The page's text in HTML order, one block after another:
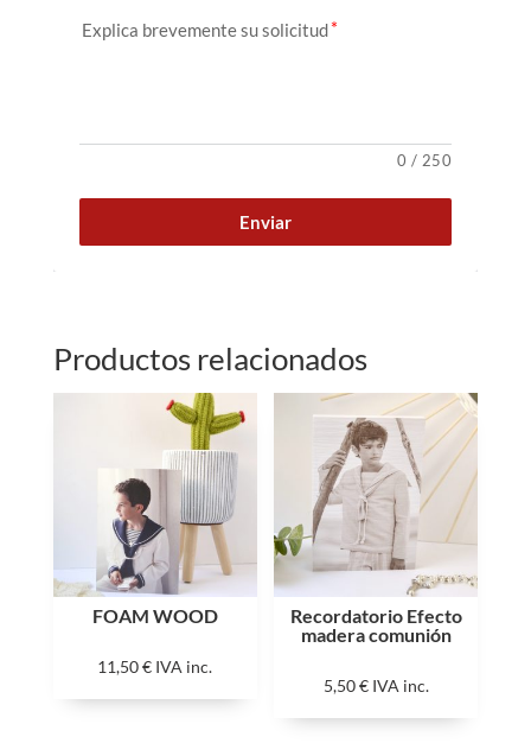
Explica brevemente su solicitud
0 / 250
Enviar
Productos relacionados
FOAM WOOD
11,50€ IVA inc.
Recordatorio Efecto
madera comunión
5,50€ IVA inc.